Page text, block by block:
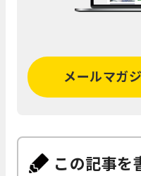
メールマガ
この記事を